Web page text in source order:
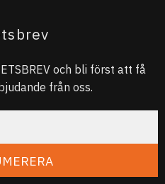
och bli först att få
från oss.